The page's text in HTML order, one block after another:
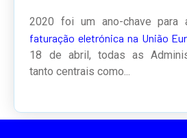
2020 foi um ano-chave para
faturação eletrónica na União
18 de abril, todas as
tanto centrais como...